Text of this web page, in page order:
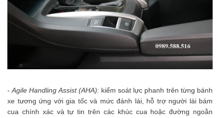
-Agile Handling Assist (AHA): kiểm soát lực phanh trên từng bánh
xe tương ứng với gia tốc và mức đánh lái, hỗ trợ người lái bám
cua chính xác và tự tin trên các khúc cua hoặc đường ngoằn